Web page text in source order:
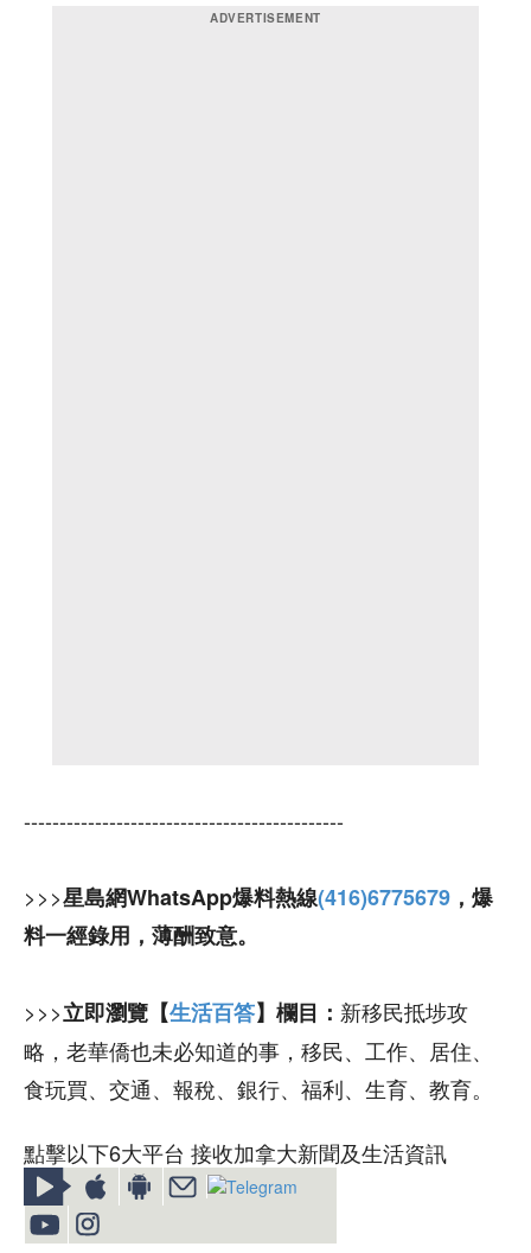
---------------------------------------------
>>>星島網WhatsApp爆料熱線(416)6775679 ，爆
料一經錄用，薄酬致意。
>>>立即瀏覽【生活百答】欄目： 新移民抵埗攻
略，老華僑也未必知道的事，移民、工作、居住、
食玩買、交通、報稅、銀行、福利、生育、教育。
點擊以下6大平台 接收加拿大新聞及生活資訊